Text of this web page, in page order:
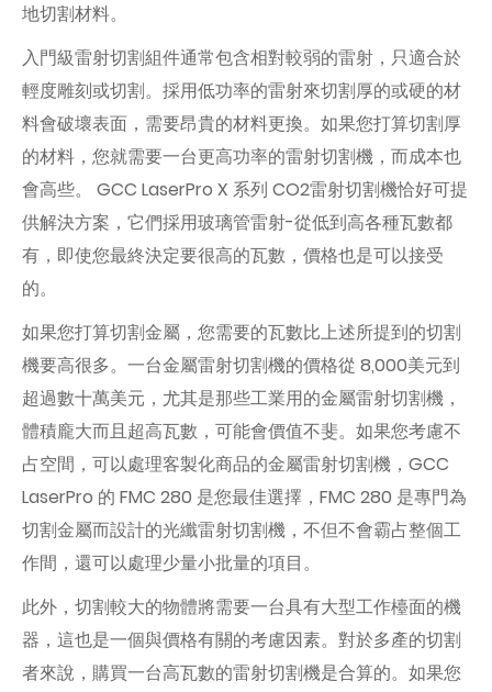
地切割材料。
入門級雷射切割組件通常包含相對較弱的雷射，只適合於
輕度雕刻或切割。採用低功率的雷射來切割厚的或硬的材
料會破壞表面，需要昂貴的材料更換。如果您打算切割厚
的材料，您就需要一台更高功率的雷射切割機，而成本也
會高些。 GCC LaserPro X 系列 CO2雷射切割機恰好可提
供解決方案，它們採用玻璃管雷射-從低到高各種瓦數都
有，即使您最終決定要很高的瓦數，價格也是可以接受
的。
如果您打算切割金屬，您需要的瓦數比上述所提到的切割
機要高很多。一台金屬雷射切割機的價格從 8,000美元到
超過數十萬美元，尤其是那些工業用的金屬雷射切割機，
體積龐大而且超高瓦數，可能會價值不斐。如果您考慮不
占空間，可以處理客製化商品的金屬雷射切割機，GCC
LaserPro 的 FMC 280 是您最佳選擇，FMC 280 是專門為
切割金屬而設計的光纖雷射切割機，不但不會霸占整個工
作間，還可以處理少量小批量的項目。
此外，切割較大的物體將需要一台具有大型工作檯面的機
器，這也是一個與價格有關的考慮因素。對於多產的切割
者來說，購買一台高瓦數的雷射切割機是合算的。如果您